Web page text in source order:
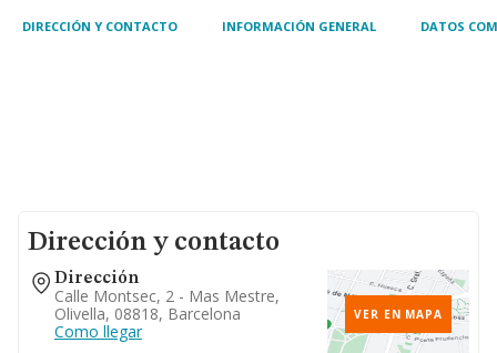
DIRECCIÓN Y CONTACTO INFORMACIÓN GENERAL DATOS
Dirección y contacto
Dirección
Calle Montsec, 2 - Mas Mestre,
Olivella, 08818, Barcelona
Como llegar
VER EN MAPA